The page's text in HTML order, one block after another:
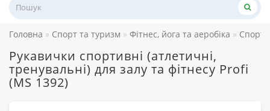
Головна Спорт та туризм Фітнес, йога та аеробіка
Рукавички спортивні (атлетичні,
тренувальні) для залу та фітнесу Profi
(MS 1392)